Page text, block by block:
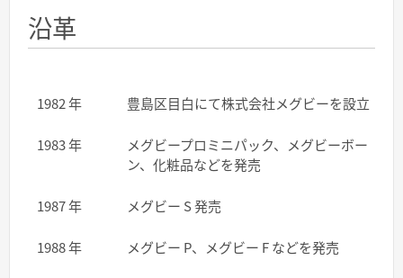
沿革
1982 年 豊島区目白にて株式会社メグビーを設立
1983 年
メグビープロミニパック、メグビーボー
ン、化粧品などを発売
1987 年 メグビー S 発売
1988 年 メグビー P、メグビー F などを発売